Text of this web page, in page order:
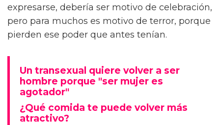
expresarse, debería ser motivo de celebración,
pero para muchos es motivo de terror, porque
pierden ese poder que antes tenían.
Un transexual quiere volver a ser
hombre porque "ser mujer es
agotador"
¿Qué comida te puede volver más
atractivo?